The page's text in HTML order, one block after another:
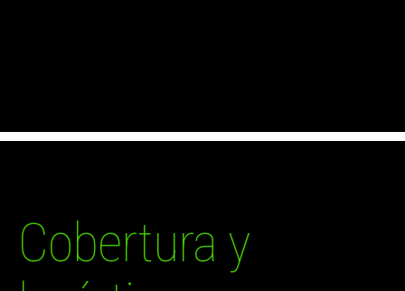
Cobertura y